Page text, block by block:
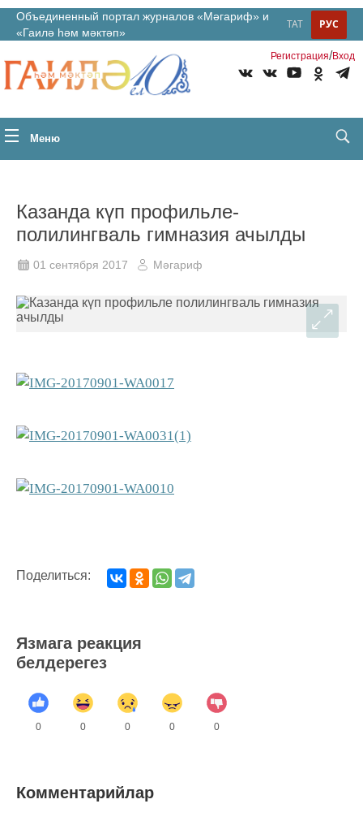
Объединенный портал журналов «Мәгариф» и
«Гаилә һәм мәктәп»
РУС
ТАТ
Регистрация/Вход
Меню
Казанда күп профильле­
полилингваль гимнази­я ачылды
01 сентября 2017 Мәгариф
Поделиться:
Язмага реакция
белдерегез
0 0 0 0 0
Комментарийлар